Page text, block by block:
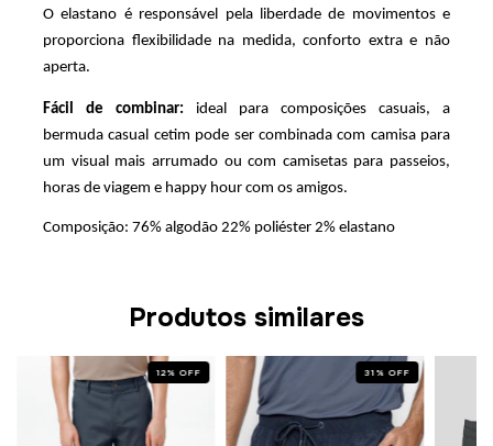
O elastano é responsável pela liberdade de movimentos e
proporciona flexibilidade na medida, conforto extra e não
aperta.
Fácil de combinar: ideal para composições casuais, a
bermuda casual cetim pode ser combinada com camisa para
um visual mais arrumado ou com camisetas para passeios,
horas de viagem e happy hour com os amigos.
Composição: 76% algodão 22% poliéster 2% elastano
Produtos similares
12%OFF 31 %OFF